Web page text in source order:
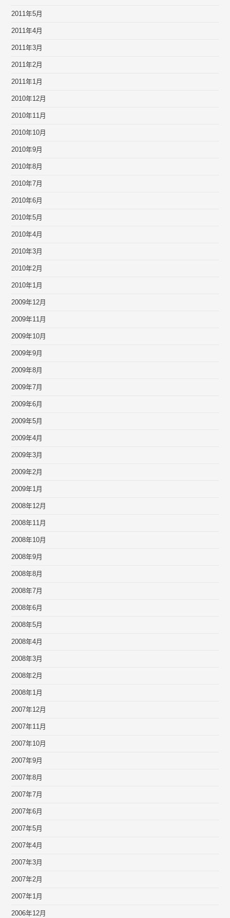
2011年5月
2011年4月
2011年3月
2011年2月
2011年1月
2010年12月
2010年11月
2010年10月
2010年9月
2010年8月
2010年7月
2010年6月
2010年5月
2010年4月
2010年3月
2010年2月
2010年1月
2009年12月
2009年11月
2009年10月
2009年9月
2009年8月
2009年7月
2009年6月
2009年5月
2009年4月
2009年3月
2009年2月
2009年1月
2008年12月
2008年11月
2008年10月
2008年9月
2008年8月
2008年7月
2008年6月
2008年5月
2008年4月
2008年3月
2008年2月
2008年1月
2007年12月
2007年11月
2007年10月
2007年9月
2007年8月
2007年7月
2007年6月
2007年5月
2007年4月
2007年3月
2007年2月
2007年1月
2006年12月